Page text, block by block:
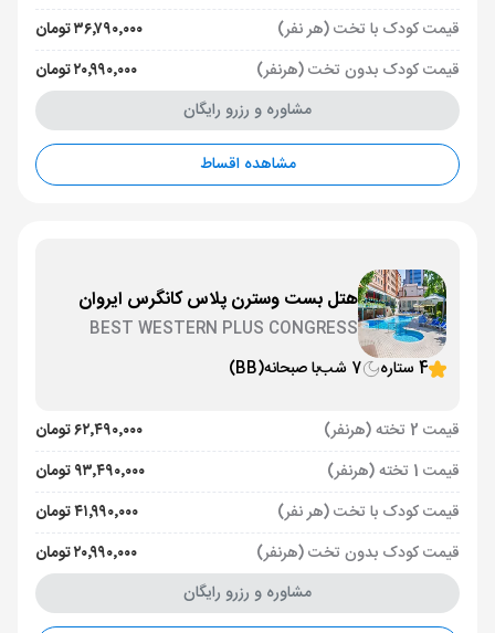
قیمت کودک با تخت (هر نفر)
۳۶٬۷۹۰٬۰۰۰ تومان
قیمت کودک بدون تخت (هرنفر)
۲۰٬۹۹۰٬۰۰۰ تومان
مشاوره و رزرو رایگان
مشاهده اقساط
هتل بست وسترن پلاس کانگرس ایروان
BEST WESTERN PLUS CONGRESS
4 ستاره
7 شب با صبحانه(BB)
قیمت 2 تخته (هرنفر)
۶۲٬۴۹۰٬۰۰۰ تومان
قیمت 1 تخته (هرنفر)
۹۳٬۴۹۰٬۰۰۰ تومان
قیمت کودک با تخت (هر نفر)
۴۱٬۹۹۰٬۰۰۰ تومان
قیمت کودک بدون تخت (هرنفر)
۲۰٬۹۹۰٬۰۰۰ تومان
مشاوره و رزرو رایگان